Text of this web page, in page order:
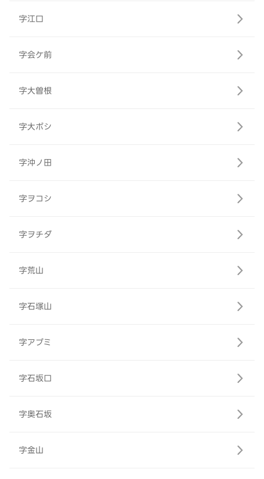
字江口
字会ケ前
字大曽根
字大ボシ
字沖ノ田
字ヲコシ
字ヲチダ
字荒山
字石塚山
字アブミ
字石坂口
字奥石坂
字金山